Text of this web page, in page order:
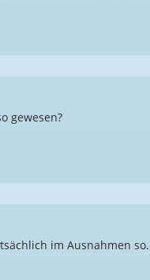
gewesen?
im Ausnahmen so.